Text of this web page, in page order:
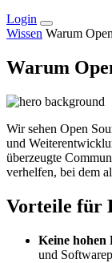
Login
Wissen Warum
Warum
Wir sehen Open
und
überzeugte
verhelfen, bei dem
Vorteile für
Keine hohen
und